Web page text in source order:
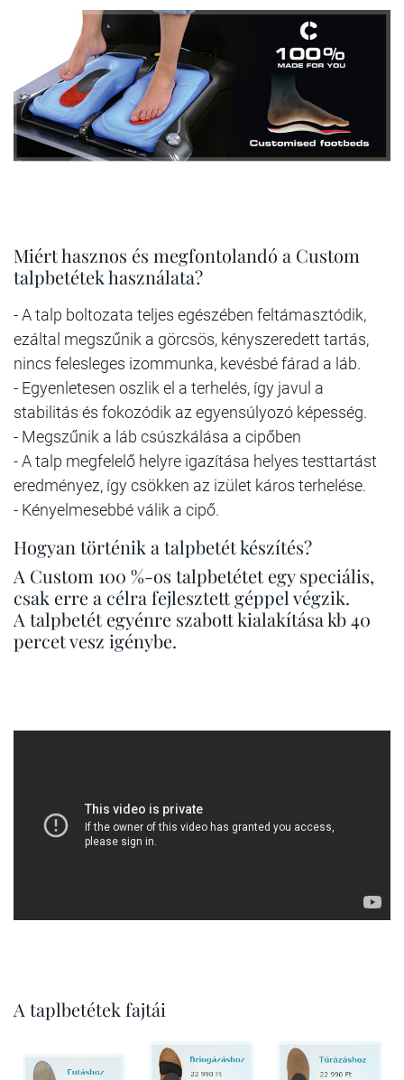
Miért hasznos és megfontolandó a Custom
talpbetétek használata?
- A talp boltozata teljes egészében feltámasztódik,
ezáltal megszűnik a görcsös, kényszeredett tartás,
nincs felesleges izommunka, kevésbé fárad a láb.
- Egyenletesen oszlik el a terhelés, így javul a
stabilitás és fokozódik az egyensúlyozó képesség.
- Megszűnik a láb csúszkálása a cipőben
- A talp megfelelő helyre igazítása helyes testtartást
eredményez, így csökken az izület káros terhelése.
- Kényelmesebbé válik a cipő.
Hogyan történik a talpbetét készítés?
A Custom 100 %-os talpbetétet egy speciális,
csak erre a célra fejlesztett géppel végzik.
A talpbetét egyénre szabott kialakítása kb 40
percet vesz igénybe.
A taplbetétek fajtái